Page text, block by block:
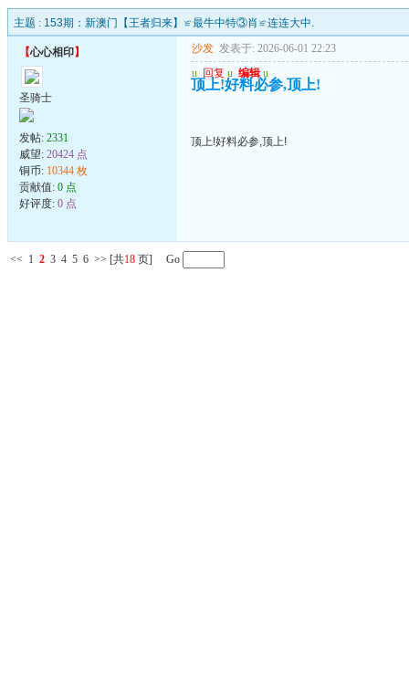
主题 : 153期：新澳门【王者归来】≌最牛中特③肖≌连连大中.
【心心相印】
圣骑士
发帖: 2331
威望: 20424 点
铜币: 10344 枚
贡献值: 0 点
好评度: 0 点
沙发 发表于: 2026-06-01 22:23
u 回复 u 编辑 u
顶上!好料必参,顶上!
顶上!好料必参,顶上!
<< 1 2 3 4 5 6 >> [共18 页] Go